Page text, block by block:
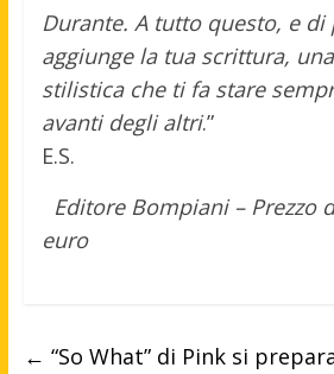
Durante. A tutto questo, e
aggiunge la tua scrittura,
stilistica che ti fa stare
avanti degli altri.”
E.S.
Editore Bompiani – Prezzo
euro
← “So What” di Pink si